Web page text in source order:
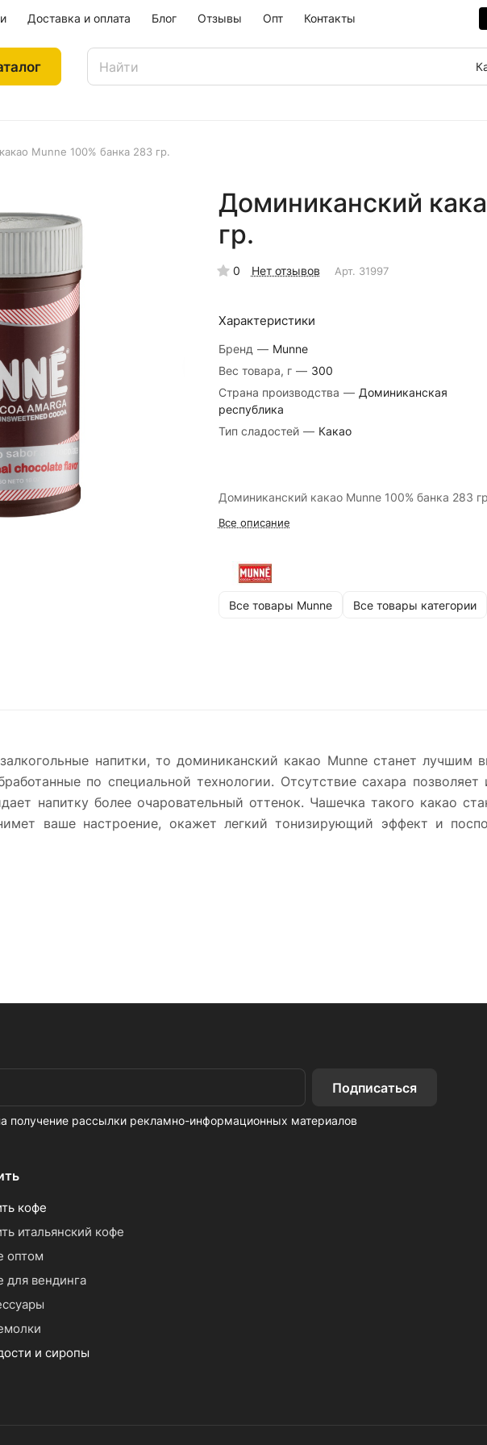
Доставка и оплата Блог Отзывы Опт Контакты
Munne 100% банка 283 гр.
Доминиканский
гр.
0 Нет отзывов Арт. 31997
Характеристики
Бренд — Munne
Вес товара, г — 300
Страна производства — Доминиканская
республика
Тип сладостей — Какао
Доминиканский какао Munne 100% банка 283
Все описание
Все товары Munne Все товары категории
напитки, то доминиканский какао Munne станет
по специальной технологии. Отсутствие сахара
напитку более очаровательный оттенок. Чашечка такого какао
ваше настроение, окажет легкий тонизирующий эффект и
Подписаться
получение рассылки рекламно-информационных материалов
кофе
итальянский кофе
оптом
для вендинга
и сиропы